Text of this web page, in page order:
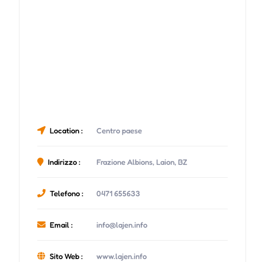
Location : Centro paese
Indirizzo : Frazione Albions, Laion, BZ
Telefono : 0471 655633
Email : info@lajen.info
Sito Web : www.lajen.info